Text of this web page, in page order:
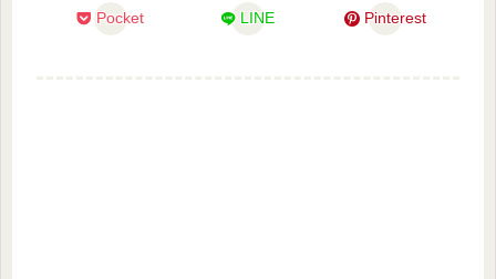
Pocket LINE Pinterest